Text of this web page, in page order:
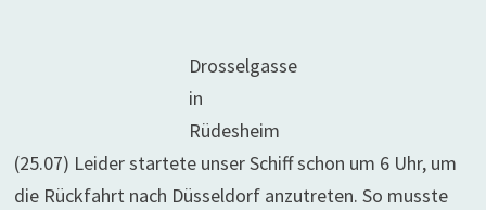
Drosselgasse
in
Rüdesheim
(25.07) Leider startete unser Schiff schon um 6 Uhr, um
die Rückfahrt nach Düsseldorf anzutreten. So musste